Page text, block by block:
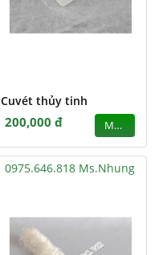
Cuvét thủy tinh
200,000 đ MUA
0975.646.818 Ms.Nhung